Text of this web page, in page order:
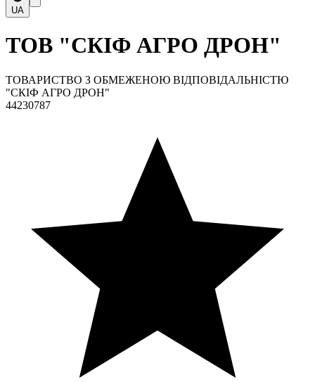
UA
ТОВ "СКІФ АГРО ДРОН"
ТОВАРИСТВО З ОБМЕЖЕНОЮ ВІДПОВІДАЛЬНІСТЮ
"СКІФ АГРО ДРОН"
44230787